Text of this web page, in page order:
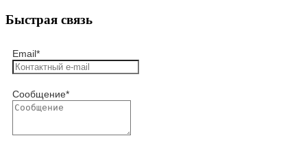
Быстрая связь
Email*
Сообщение*